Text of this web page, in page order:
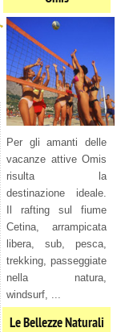
Per gli amanti delle
vacanze attive Omis
risulta la
destinazione ideale.
Il rafting sul fiume
Cetina, arrampicata
libera, sub, pesca,
trekking, passeggiate
nella natura,
windsurf, ...
Le Bellezze Naturali